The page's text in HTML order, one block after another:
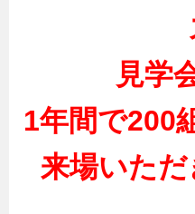
見学
1年間で200
来場いた